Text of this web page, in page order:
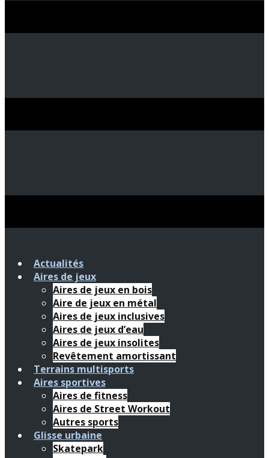
Actualités
Aires de jeux
Aires de jeux en bois
Aire de jeux en métal
Aires de jeux inclusives
Aires de jeux d’eau
Aires de jeux insolites
Revêtement amortissant
Terrains multisports
Aires sportives
Aires de fitness
Aires de Street Workout
Autres sports
Glisse urbaine
Skatepark